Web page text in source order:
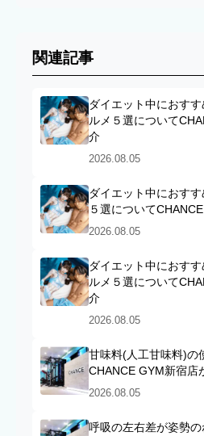
関連記事
ダイエット中におす
ルメ５選について
介
2026.08.05
ダイエット中におす
５選について
2026.08.05
ダイエット中におす
ルメ５選について
介
2026.08.05
甘味料(人工甘味料)の
CHANCE GYM新宿店
2026.08.05
呼吸の左右差が姿勢